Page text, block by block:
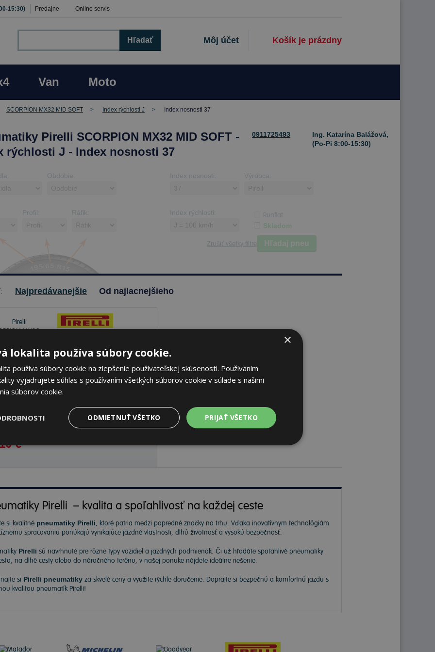
15:30) Predajne Online servis
Košík je prázdny
Môj účet
Hľadať
Van Moto
SCORPION MX32 MID SOFT Index rýchlosti J Index nosnosti 37
Pirelli SCORPION MX32 MID SOFT -
rýchlosti J - Index nosnosti 37
0911725493
Ing. Katarína Balážová,
(Po-Pi 8:00-15:30)
Obdobie: Index nosnosti: Výrobca:
Profil: Ráfik: Index rýchlosti: Runflat
Skladom
Zrušiť všetky filtre Hľadaj pneu
Najpredávanejšie Od najlacnejšieho
Pirelli SCORPION MX32
2,75/ -10 37 J Zadné
skladom Sledovať naskladnenie
€
Pirelli – kvalita a spoľahlivosť na každej ceste
si kvalitné pneumatiky Pirelli, ktoré patria medzi popredné značky na trhu. Vďaka inovatívnym technológiám
spracovaniu ponúkajú vynikajúce jazdné vlastnosti, dlhú životnosť a vysokú bezpečnosť.
Pirelli sú navrhnuté pre rôzne typy vozidiel a jazdných podmienok. Či už hľadáte spoľahlivé pneumatiky
na dlhé cesty alebo do náročného terénu, v našej ponuke nájdete ideálne riešenie.
si Pirelli pneumatiky za skvelé ceny a využite rýchle doručenie. Doprajte si bezpečnú a komfortnú jazdu s
kvalitou pneumatík Pirelli!
×
lokalita používa súbory cookie.
používa súbory cookie na zlepšenie používateľskej skúsenosti. Používaním
vyjadrujete súhlas s používaním všetkých súborov cookie v súlade s našimi
súborov cookie.
PRIJAŤ VŠETKO
ODMIETNUŤ VŠETKO